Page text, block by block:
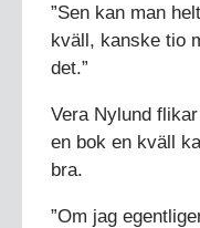
”Sen kan man
kväll, kanske tio
det.”
Vera Nylund
en bok en kväll
bra.
”Om jag